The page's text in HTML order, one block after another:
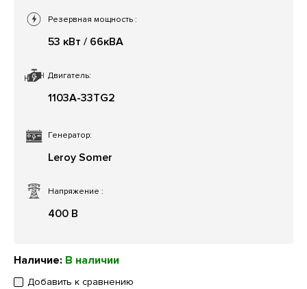
Двигатель:
1103A-33TG2
Напряжение :
400 В
Резервная мощность :
53 кВт / 66кВА
Генератор:
Leroy Somer
Наличие: В наличии
Добавить к сравнению